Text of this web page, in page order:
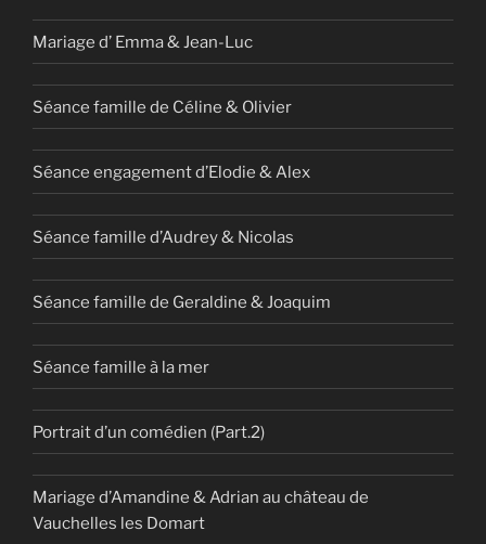
Mariage d’ Emma & Jean-Luc
Séance famille de Céline & Olivier
Séance engagement d’Elodie & Alex
Séance famille d’Audrey & Nicolas
Séance famille de Geraldine & Joaquim
Séance famille à la mer
Portrait d’un comédien (Part.2)
Mariage d’Amandine & Adrian au château de
Vauchelles les Domart